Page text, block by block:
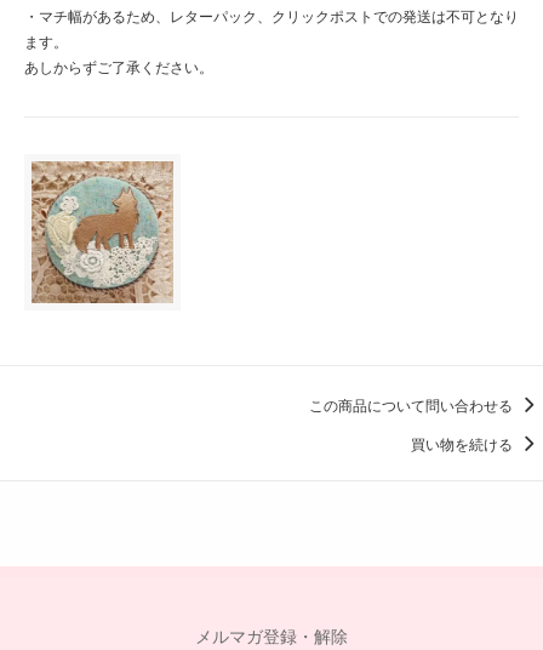
・マチ幅があるため、レターパック、クリックポストでの発送は不可となり
ます。
あしからずご了承ください。
この商品について問い合わせる
買い物を続ける
メルマガ登録・解除